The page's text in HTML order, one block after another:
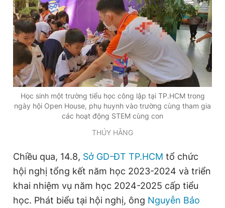
Đọc Thanh Niên trên điện thoại
0906 645 777 0908 780 404
Đặt báo Quảng cáo RSS Tòa soạn Chính sách bảo
Học sinh một trường tiểu học công lập tại TP.HCM trong
ngày hội Open House, phụ huynh vào trường cùng tham gia
các hoạt động STEM cùng con
THÚY HẰNG
Chiều qua, 14.8, Sở GD-ĐT TP.HCM tổ chức
hội nghị tổng kết năm học 2023-2024 và triển
khai nhiệm vụ năm học 2024-2025 cấp tiểu
học. Phát biểu tại hội nghị, ông Nguyễn Bảo